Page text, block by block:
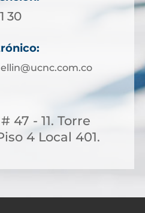
30
47 - 11. Torre
4 Local 401.